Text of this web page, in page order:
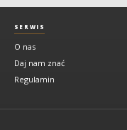
SERWIS
O nas
Daj nam znać
Regulamin